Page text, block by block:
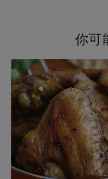
你可